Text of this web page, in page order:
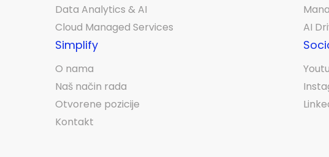
Data Analytics & AI
Cloud Managed Services
AI
Simplify
O nama
Naš način rada
Otvorene pozicije
Kontakt